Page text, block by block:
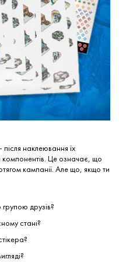
після наклеювання їх
Це означає, що
кампанії. Але що, якщо ти
друзів?
стані?